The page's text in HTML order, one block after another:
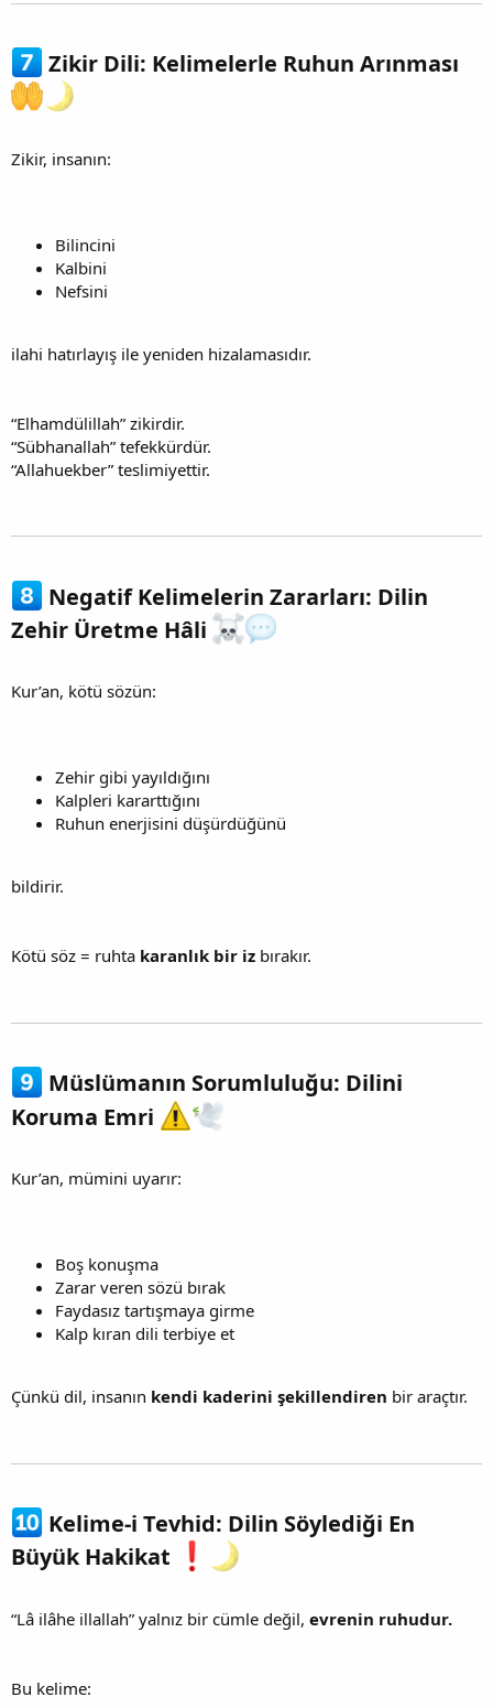
Zikir Dili: Kelimelerle Ruhun Arınması
Zikir, insanın:
Bilincini
Kalbini
Nefsini
ilahi hatırlayış ile yeniden hizalamasıdır.
“Elhamdülillah” zikirdir.
“Sübhanallah” tefekkürdür.
“Allahuekber” teslimiyettir.
Negatif Kelimelerin Zararları: Dilin
Zehir Üretme Hâli
Kur’an, kötü sözün:
Zehir gibi yayıldığını
Kalpleri kararttığını
Ruhun enerjisini düşürdüğünü
bildirir.
Kötü söz = ruhta karanlık bir iz bırakır.
Müslümanın Sorumluluğu: Dilini
Koruma Emri
Kur’an, mümini uyarır:
Boş konuşma
Zarar veren sözü bırak
Faydasız tartışmaya girme
Kalp kıran dili terbiye et
Çünkü dil, insanın kendi kaderini şekillendiren bir araçtır.
Kelime-i Tevhid: Dilin Söylediği En
Büyük Hakikat
“Lâ ilâhe illallah” yalnız bir cümle değil, evrenin ruhudur.
Bu kelime: